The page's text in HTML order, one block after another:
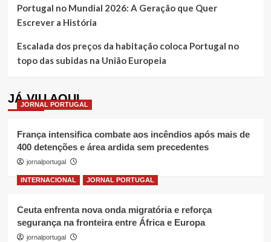
Portugal no Mundial 2026: A Geração que Quer
Escrever a História
Escalada dos preços da habitação coloca Portugal no
topo das subidas na União Europeia
JÁ VIU AQUI
JORNAL PORTUGAL
França intensifica combate aos incêndios após mais de
400 detenções e área ardida sem precedentes
jornalportugal
INTERNACIONAL JORNAL PORTUGAL
Ceuta enfrenta nova onda migratória e reforça
segurança na fronteira entre África e Europa
jornalportugal